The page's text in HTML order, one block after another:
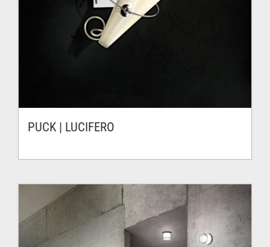
PUCK | LUCIFERO